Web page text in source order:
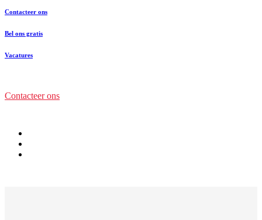
Contacteer ons
Bel ons gratis
Vacatures
Contacteer ons